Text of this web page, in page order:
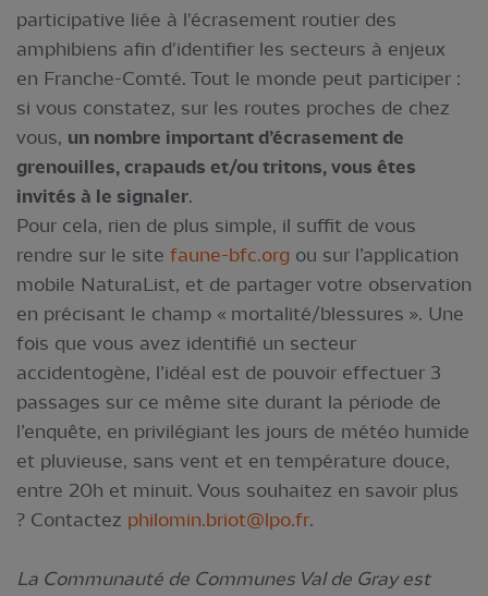
participative liée à l'écrasement routier des
amphibiens afin d'identifier les secteurs à enjeux
en Franche-Comté. Tout le monde peut participer :
si vous constatez, sur les routes proches de chez
vous, un nombre important d’écrasement de
grenouilles, crapauds et/ou tritons, vous êtes
invités à le signaler.
Pour cela, rien de plus simple, il suffit de vous
rendre sur le site faune-bfc.org ou sur l’application
mobile NaturaList, et de partager votre observation
en précisant le champ « mortalité/blessures ». Une
fois que vous avez identifié un secteur
accidentogène, l’idéal est de pouvoir effectuer 3
passages sur ce même site durant la période de
l’enquête, en privilégiant les jours de météo humide
et pluvieuse, sans vent et en température douce,
entre 20h et minuit. Vous souhaitez en savoir plus
? Contactez philomin.briot@lpo.fr.
La Communauté de Communes Val de Gray est